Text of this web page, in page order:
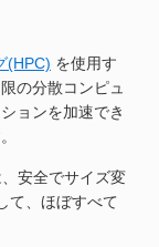
(HPC) を使用す
の分散コンピュ
ョンを加速でき
、安全でサイズ変
て、ほぼすべて